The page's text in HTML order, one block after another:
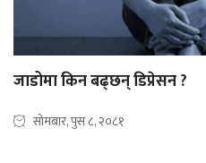
जाडोमा किन बढ्छन् डिप्रेसन ?
सोमबार, पुस ८, २०८१